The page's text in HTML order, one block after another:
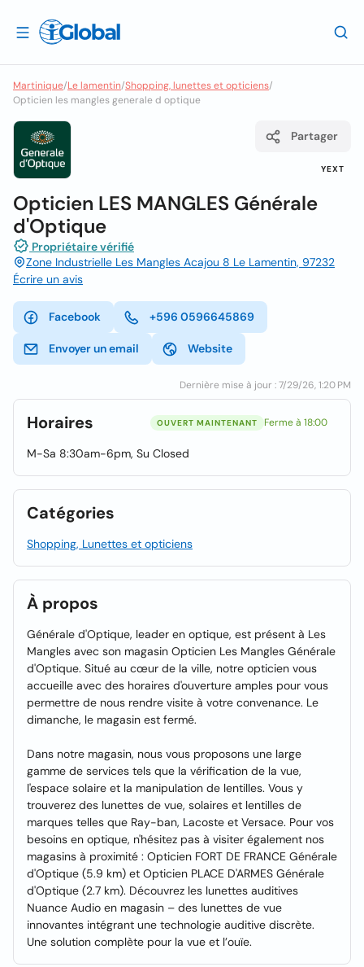
Martinique/Le lamentin/Shopping, lunettes et opticiens/
Opticien les mangles generale d optique
YEXT
Partager
Opticien LES MANGLES Générale
d'Optique
Propriétaire vérifié
Zone Industrielle Les Mangles Acajou 8 Le Lamentin, 97232
Écrire un avis
Facebook +596 0596645869
Envoyer un email Website
Dernière mise à jour : 7/29/26, 1:20 PM
Horaires OUVERT MAINTENANT Ferme à 18:00
M-Sa 8:30am-6pm, Su Closed
Catégories
Shopping, Lunettes et opticiens
À propos
Générale d'Optique, leader en optique, est présent à Les
Mangles avec son magasin Opticien Les Mangles Générale
d'Optique. Situé au cœur de la ville, notre opticien vous
accueille avec des horaires d'ouverture amples pour vous
permettre de nous rendre visite à votre convenance. Le
dimanche, le magasin est fermé.
Dans notre magasin, nous vous proposons une large
gamme de services tels que la vérification de la vue,
l'espace solaire et la manipulation de lentilles. Vous y
trouverez des lunettes de vue, solaires et lentilles de
marques telles que Ray-ban, Lacoste et Versace. Pour vos
besoins en optique, n'hésitez pas à visiter également nos
magasins à proximité : Opticien FORT DE FRANCE Générale
d'Optique (5.9 km) et Opticien PLACE D'ARMES Générale
d'Optique (2.7 km). Découvrez les lunettes auditives
Nuance Audio en magasin – des lunettes de vue
innovantes intégrant une technologie auditive discrète.
Une solution complète pour la vue et l’ouïe.